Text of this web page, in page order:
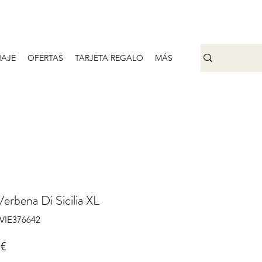
OFERTAS TARJETA REGALO MÁS
Di Sicilia XL
Precio